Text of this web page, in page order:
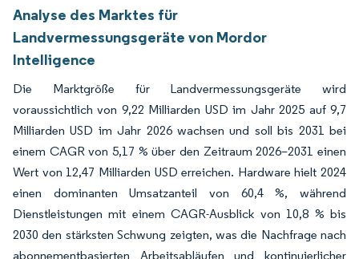
Analyse des Marktes für
Landvermessungsgeräte von Mordor
Intelligence
Die Marktgröße für Landvermessungsgeräte wird
voraussichtlich von 9,22 Milliarden USD im Jahr 2025 auf 9,7
Milliarden USD im Jahr 2026 wachsen und soll bis 2031 bei
einem CAGR von 5,17 % über den Zeitraum 2026–2031 einen
Wert von 12,47 Milliarden USD erreichen. Hardware hielt 2024
einen dominanten Umsatzanteil von 60,4 %, während
Dienstleistungen mit einem CAGR-Ausblick von 10,8 % bis
2030 den stärksten Schwung zeigten, was die Nachfrage nach
abonnementbasierten Arbeitsabläufen und kontinuierlicher